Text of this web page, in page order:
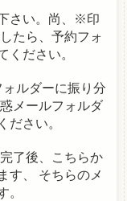
さい。尚、※印
たら、予約フォ
ください。
ルダーに振り分
メールフォルダ
ださい。
了後、こちらか
す、
そちらのメ
。